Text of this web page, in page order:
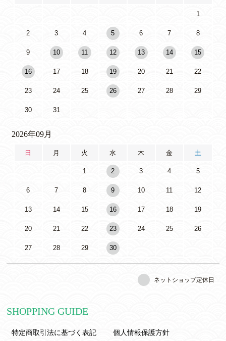
1
2 3 4 5 6 7 8
9 10 11 12 13 14 15
16 17 18 19 20 21 22
23 24 25 26 27 28 29
30 31
2026年09月
日 月 火 水 木 金 土
1 2 3 4 5
6 7 8 9 10 11 12
13 14 15 16 17 18 19
20 21 22 23 24 25 26
27 28 29 30
ネットショップ定休日
SHOPPING GUIDE
特定商取引法に基づく表記
個人情報保護方針